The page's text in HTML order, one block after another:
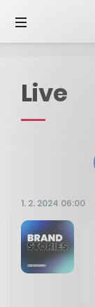
Live
1. 2. 2024 06:00